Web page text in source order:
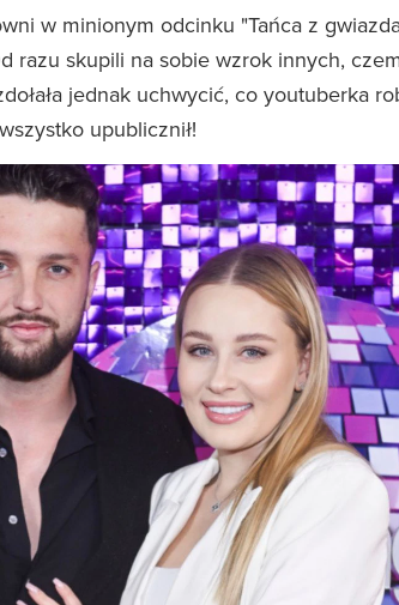
w minionym odcinku "Tańca z
razu skupili na sobie wzrok innych,
jednak uchwycić, co youtuberka
upublicznił!